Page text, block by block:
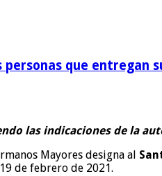
que entregan
las indicaciones de la
Mayores designa al
de febrero de 2021.